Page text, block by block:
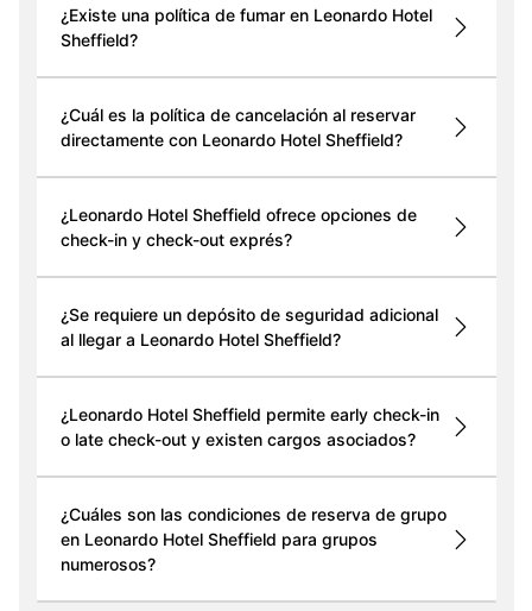
¿Existe una política de fumar en Leonardo Hotel
Sheffield?
¿Cuál es la política de cancelación al reservar
directamente con Leonardo Hotel Sheffield?
¿Leonardo Hotel Sheffield ofrece opciones de
check-in y check-out exprés?
¿Se requiere un depósito de seguridad adicional
al llegar a Leonardo Hotel Sheffield?
¿Leonardo Hotel Sheffield permite early check-in
o late check-out y existen cargos asociados?
¿Cuáles son las condiciones de reserva de grupo
en Leonardo Hotel Sheffield para grupos
numerosos?